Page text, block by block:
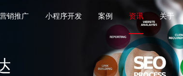
营销推广 小程序开发 案例 资讯 关于